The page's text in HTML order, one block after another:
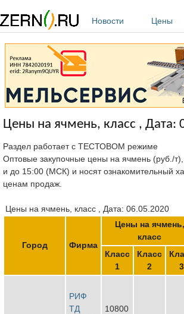
Новости
Цены
Цены на ячмень, класс , Дата:
Раздел работает с ТЕСТОВОМ режиме
Оптовые закупочные цены на ячмень (руб./
и до 15:00 (МСК) и носят ознакомительный
ценам продаж.
Цены на ячмень, класс , Дата: 06.05.2020
Город Фирма
Цены на ячмень,
класс
Класс
1
Класс
2
3
РИФ
ТД
10800